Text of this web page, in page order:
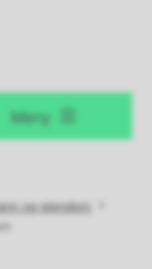
Meny
og eiendom